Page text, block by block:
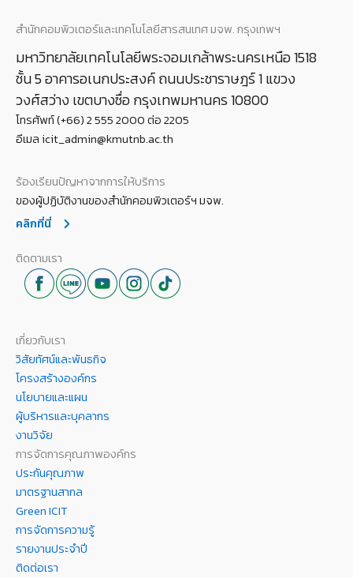
สำนักคอมพิวเตอร์และเทคโนโลยีสารสนเทศ มจพ. กรุงเทพฯ
มหาวิทยาลัยเทคโนโลยีพระจอมเกล้าพระนครเหนือ 1518
ชั้น 5 อาคารอเนกประสงค์ ถนนประชาราษฎร์ 1 แขวง
วงศ์สว่าง เขตบางซื่อ กรุงเทพมหานคร 10800
โทรศัพท์ (+66) 2 555 2000 ต่อ 2205
อีเมล icit_admin@kmutnb.ac.th
ร้องเรียนปัญหาจากการให้บริการ
ของผู้ปฏิบัติงานของสำนักคอมพิวเตอร์ฯ มจพ.
คลิกที่นี่
ติดตามเรา
เกี่ยวกับเรา
วิสัยทัศน์และพันธกิจ
โครงสร้างองค์กร
นโยบายและแผน
ผู้บริหารและบุคลากร
งานวิจัย
การจัดการคุณภาพองค์กร
ประกันคุณภาพ
มาตรฐานสากล
Green ICIT
การจัดการความรู้
รายงานประจำปี
ติดต่อเรา